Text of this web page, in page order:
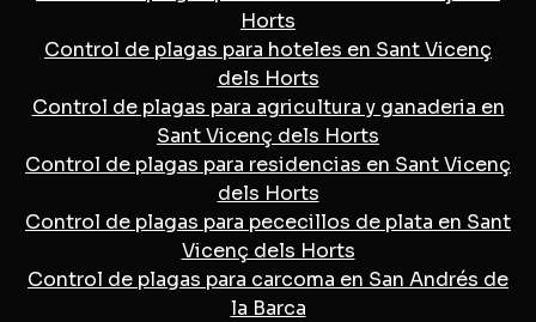
Horts
Control de plagas para hoteles en Sant Vicenç
dels Horts
Control de plagas para agricultura y ganaderia en
Sant Vicenç dels Horts
Control de plagas para residencias en Sant Vicenç
dels Horts
Control de plagas para pececillos de plata en Sant
Vicenç dels Horts
Control de plagas para carcoma en San Andrés de
la Barca